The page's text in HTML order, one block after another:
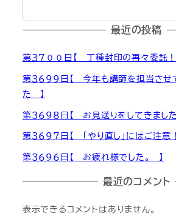
最近の投稿
第３７００日【 丁種封印の再々委託
第３６９９日【 今年も講師を担当させ
た 】
第３６９８日【 お見送りをしてきまし
第３６９７日【 「やり直し」にはご注意
第３６９６日【 お疲れ様でした。 】
最近のコメント
表示できるコメントはありません。